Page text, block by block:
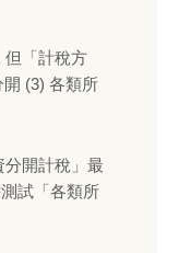
但「計稅方
(3) 各類所
開計稅」最
試「各類所